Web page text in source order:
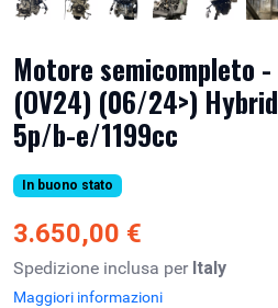
Motore semicompleto -
(OV24) (06/24>) Hybrid
5p/b-e/1199cc
In buono stato
3.650,00 €
Spedizione inclusa per Italy
Maggiori informazioni